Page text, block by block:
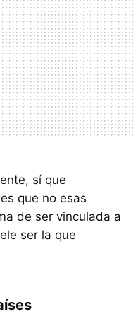
sí que
que no esas
de ser vinculada a
ser la que